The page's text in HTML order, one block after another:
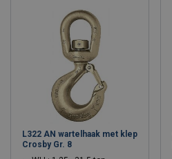
L322 AN wartelhaak met klep
Crosby Gr. 8